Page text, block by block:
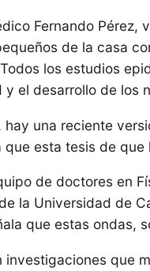
Fernando Pérez,
de la casa
los estudios
el desarrollo de los
hay una reciente
que esta tesis de
de doctores en
la Universidad de
que estas ondas,
investigaciones que